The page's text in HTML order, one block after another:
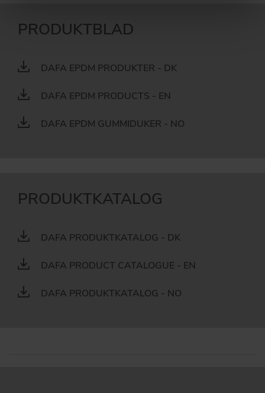
PRODUKTBLAD
DAFA EPDM PRODUKTER - DK
DAFA EPDM PRODUCTS - EN
DAFA EPDM GUMMIDUKER - NO
PRODUKTKATALOG
DAFA PRODUKTKATALOG - DK
DAFA PRODUCT CATALOGUE - EN
DAFA PRODUKTKATALOG - NO